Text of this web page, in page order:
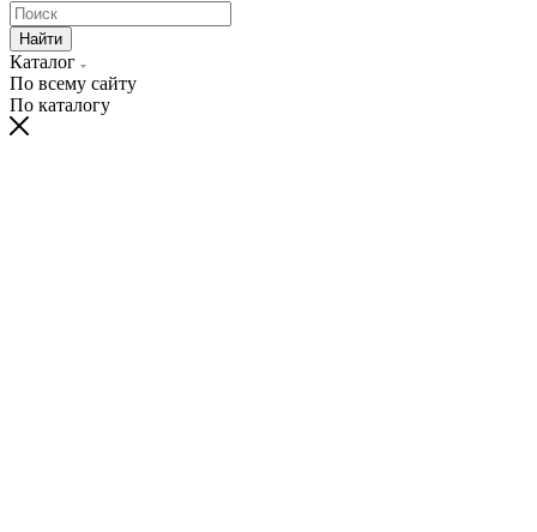
Найти
Каталог
По всему сайту
По каталогу